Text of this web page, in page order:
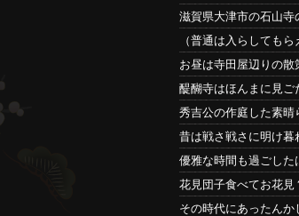
滋賀県大津市の石山寺
（普通は入らしても
お昼は寺田屋辺りの散
醍醐寺はほんまに見ご
秀吉公の作庭した素晴
昔は戦さ戦さに明け暮
優雅な時間も過ごした
花見団子食べてお花見
その時代にあったんか